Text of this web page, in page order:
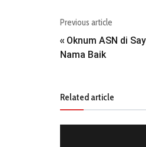
Previous article
« Oknum ASN di
Nama Baik
Related article